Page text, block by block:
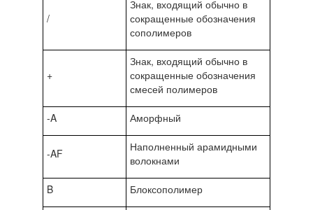
/
Знак, входящий обычно в
сокращенные обозначения
сополимеров
+
Знак, входящий обычно в
сокращенные обозначения
смесей полимеров
-A Аморфный
-AF
Наполненный арамидными
волокнами
B Блоксополимер